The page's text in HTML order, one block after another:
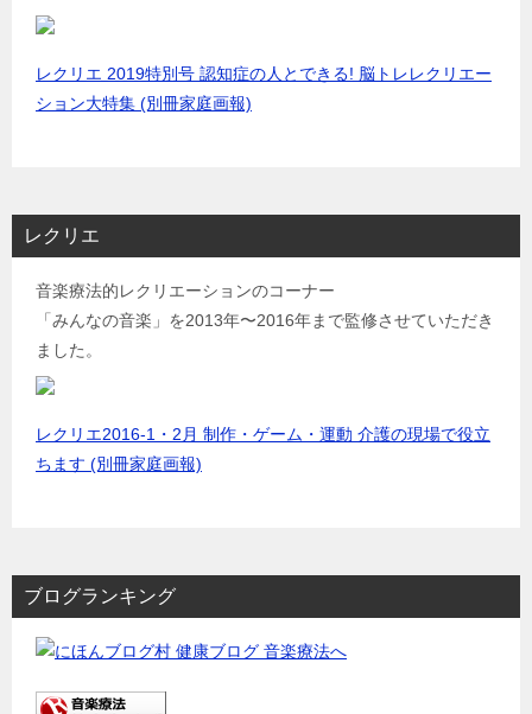
レクリエ 2019特別号 認知症の人とできる! 脳トレレクリエー
ション大特集 (別冊家庭画報)
レクリエ
音楽療法的レクリエーションのコーナー
「みんなの音楽」を2013年〜2016年まで監修させていただき
ました。
レクリエ2016-1・2月 制作・ゲーム・運動 介護の現場で役立
ちます (別冊家庭画報)
ブログランキング